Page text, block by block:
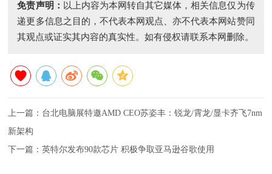
免责声明： 以上内容为本网转自其它媒体，相关信息仅为传
递更多信息之目的，不代表本网观点、亦不代表本网站赞同
其观点或证实其内容的真实性。如有侵权请联系本网删除。
上一篇： 台北电脑展特邀AMD CEO苏姿丰：锐龙/霄龙/显卡齐飞7nm
新架构
下一篇：英特尔发布90款芯片 积极争取亚马逊谷歌使用